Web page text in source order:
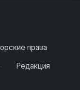
права
Редакция